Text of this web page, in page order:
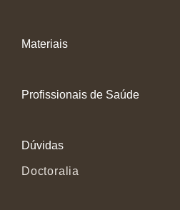
Materiais
Profissionais de Saúde
Dúvidas
Doctoralia